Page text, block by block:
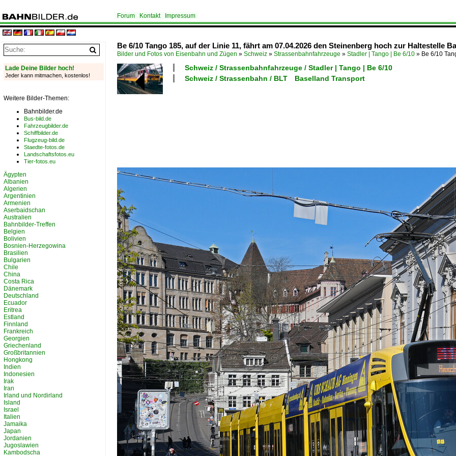
Forum Kontakt Impressum
Be 6/10 Tango 185, auf der Linie 11, fährt am 07.04.2026 den Steinenberg hoch zur Haltestelle
Bilder und Fotos von Eisenbahn und Zügen » Schweiz » Strassenbahnfahrzeuge » Stadler | Tango | Be 6/10 » Be 6/10
Schweiz / Strassenbahnfahrzeuge / Stadler | Tango | Be 6/10
Schweiz / Strassenbahn / BLT Baselland Transport
Lade Deine Bilder hoch!
Jeder kann mitmachen, kostenlos!
Weitere Bilder-Themen:
Bahnbilder.de
Bus-bild.de
Fahrzeugbilder.de
Schiffbilder.de
Flugzeug-bild.de
Staedte-fotos.de
Landschaftsfotos.eu
Tier-fotos.eu
Ägypten
Albanien
Algerien
Argentinien
Armenien
Aserbaidschan
Australien
Bahnbilder-Treffen
Belgien
Bolivien
Bosnien-Herzegowina
Brasilien
Bulgarien
Chile
China
Costa Rica
Dänemark
Deutschland
Ecuador
Eritrea
Estland
Finnland
Frankreich
Georgien
Griechenland
Großbritannien
Hongkong
Indien
Indonesien
Irak
Iran
Irland und Nordirland
Island
Israel
Italien
Jamaika
Japan
Jordanien
Jugoslawien
Kambodscha